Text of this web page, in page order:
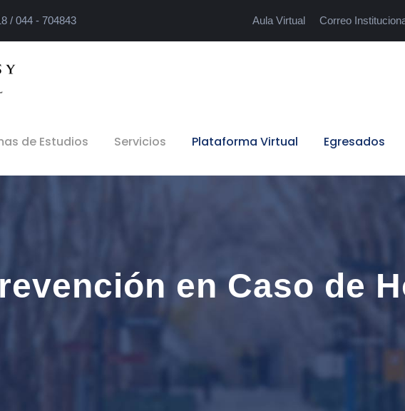
/ 044 - 704843 Aula Virtual Correo
de Estudios Servicios Plataforma Virtual Egresados
en Caso de